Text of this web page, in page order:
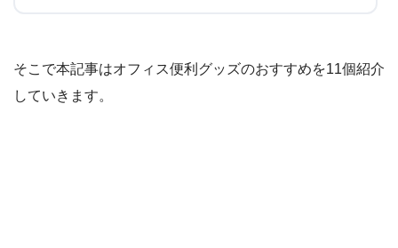
そこで本記事はオフィス便利グッズのおすすめを11個紹介
していきます。